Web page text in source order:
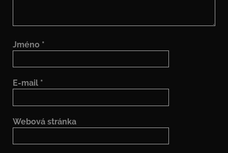
Jméno *
E-mail *
Webová stránka